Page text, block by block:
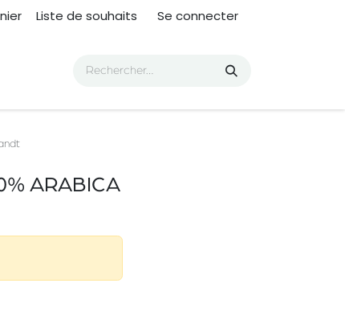
Liste de souhaits Se connecter
ARABICA